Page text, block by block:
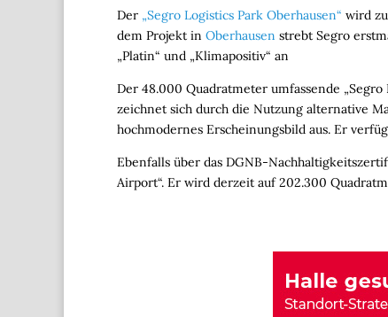
Der „Segro Logistics Park Oberhausen“ wird
dem Projekt in Oberhausen strebt Segro
„Platin“ und „Klimapositiv“ an
Der 48.000 Quadratmeter umfassende „Segro
zeichnet sich durch die Nutzung alternative
hochmodernes Erscheinungsbild aus. Er
Ebenfalls über das DGNB-
Airport“. Er wird derzeit auf 202.300